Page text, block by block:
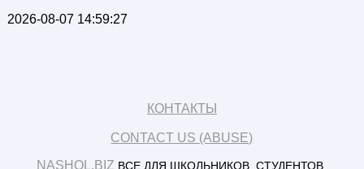
2026-08-07 14:59:27
КОНТАКТЫ
CONTACT US (ABUSE)
NASHOL.BIZ ВСЕ ДЛЯ ШКОЛЬНИКОВ, СТУДЕНТОВ,